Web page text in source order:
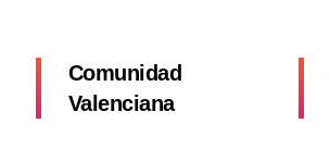
Comunidad
Valenciana